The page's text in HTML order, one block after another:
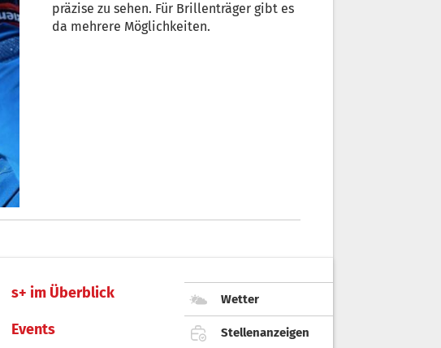
präzise zu sehen. Für Brillenträger gibt es
da mehrere Möglichkeiten.
s+ im Überblick
Events
Wetter
Stellenanzeigen